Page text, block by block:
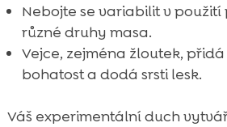
Nebojte se variabilit v použití
různé druhy masa.
Vejce, zejména žloutek,
bohatost a dodá srsti lesk.
Váš experimentální duch